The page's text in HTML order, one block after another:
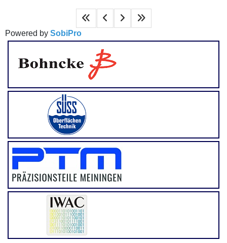
Powered by SobiPro